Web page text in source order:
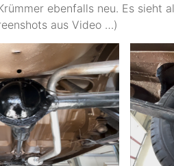
ebenfalls neu. Es sieht
aus Video …)